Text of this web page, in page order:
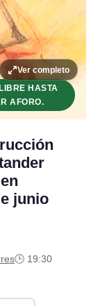
Ver completo
HASTA
AFORO.
junio
🕒 19:30